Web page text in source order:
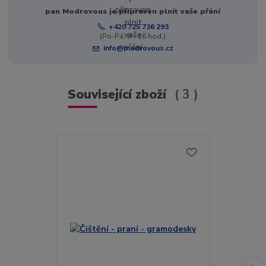
pan Modrovous je připraven plnit vaše přání
+420 725 736 293
(Po-Pá, 8 - 16 hod.)
info@modrovous.cz
Související zboží 3